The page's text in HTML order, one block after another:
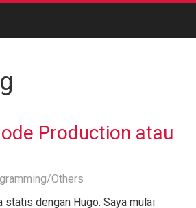
Production atau
Others
statis dengan Hugo. Saya mulai